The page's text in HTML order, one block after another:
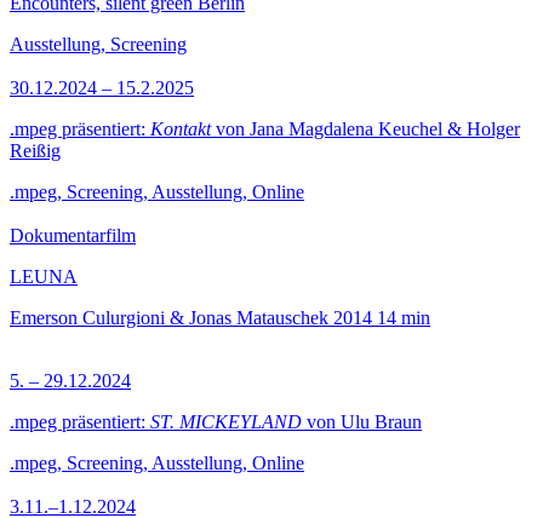
Ausstellung, Screening
30.12.2024 – 15.2.2025
.mpeg präsentiert: Kontaktvon Jana Magdalena Keuchel & Holger
Reißig
.mpeg, Screening, Ausstellung, Online
Dokumentarfilm
LEUNA
Emerson Culurgioni & Jonas Matauschek 2014 14 min
5. – 29.12.2024
.mpeg präsentiert: ST. MICKEYLAND von Ulu Braun
.mpeg, Screening, Ausstellung, Online
3.11.–1.12.2024